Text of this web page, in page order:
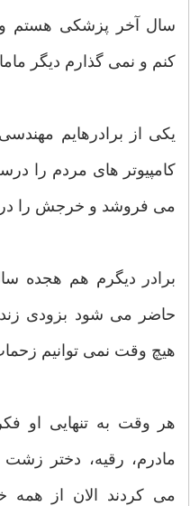
سال آخر پزشکی هستم و
کنم و نمی گذارم دیگر
یکی از برادرهایم
کامپیوتر های مردم را
می فروشد و خرجش را
برادر دیگرم هم هجده
حاضر می شود بزودی
هیچ وقت نمی توانیم
هر وقت به تنهایی او
مادرم، رقیه، دختر
می کردند الان از همه